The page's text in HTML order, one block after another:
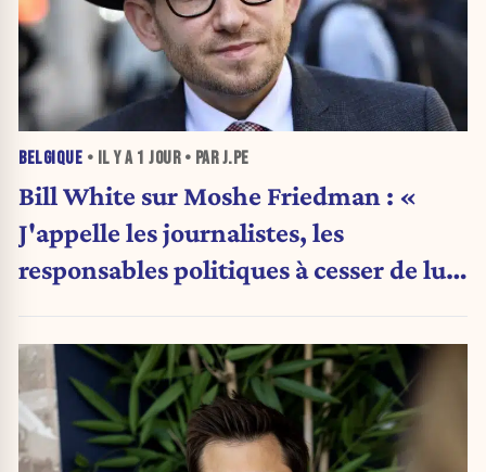
BELGIQUE • IL Y A 1 JOUR• PAR J.PE
Bill White sur Moshe Friedman : «
J'appelle les journalistes, les
responsables politiques à cesser de lui